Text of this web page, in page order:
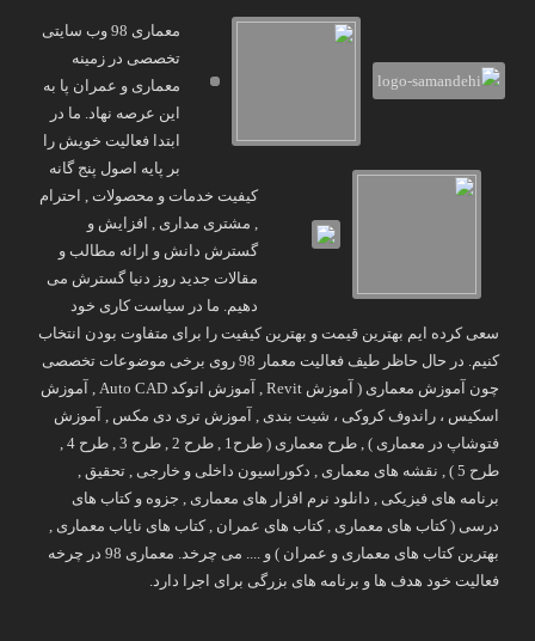
معماری 98 وب سایتی
تخصصی در زمینه
معماری و عمران پا به
این عرصه نهاد. ما در
ابتدا فعالیت خویش را
بر پایه اصول پنج گانه
کیفیت خدمات و محصولات , احترام
, مشتری مداری , افزایش و
گسترش دانش و ارائه مطالب و
مقالات جدید روز دنیا گسترش می
دهیم. ما در سیاست کاری خود
سعی کرده ایم بهترین قیمت و بهترین کیفیت را برای متفاوت بودن انتخاب
کنیم. در حال حاظر طیف فعالیت معمار 98 روی برخی موضوعات تخصصی
چون آموزش معماری ( آموزش Revit , آموزش اتوکد Auto CAD , آموزش
اسکیس ، راندوف کروکی ، شیت بندی , آموزش تری دی مکس , آموزش
طرح 5 ) , نقشه های معماری , دکوراسیون داخلی و خارجی , تحقیق ,
برنامه های فیزیکی , دانلود نرم افزار های معماری , جزوه و کتاب های
درسی ( کتاب های معماری , کتاب های عمران , کتاب های نایاب معماری ,
بهترین کتاب های معماری و عمران ) و .... می چرخد. معماری 98 در چرخه
فعالیت خود هدف ها و برنامه های بزرگی برای اجرا دارد.